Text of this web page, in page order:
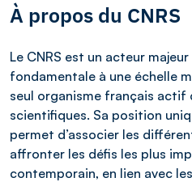
À propos du CNRS
Le CNRS est un acteur
fondamentale à une échelle
seul organisme français actif
scientifiques. Sa position
permet d’associer les
affronter les défis les plus
contemporain, en lien avec